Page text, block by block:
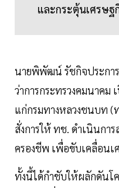
และกระตุ้นเศรษฐ
นายพิพัฒน์ รัชกิจประกา
ว่าการกระทรวงคมนาคม
แก่กรมทางหลวงชนบท (
สั่งการให้ ทช. ดำเนินกา
ครองชีพ เพื่อขับเคลื่อนเ
ทั้งนี้ได้กำชับให้ผลักดันโค